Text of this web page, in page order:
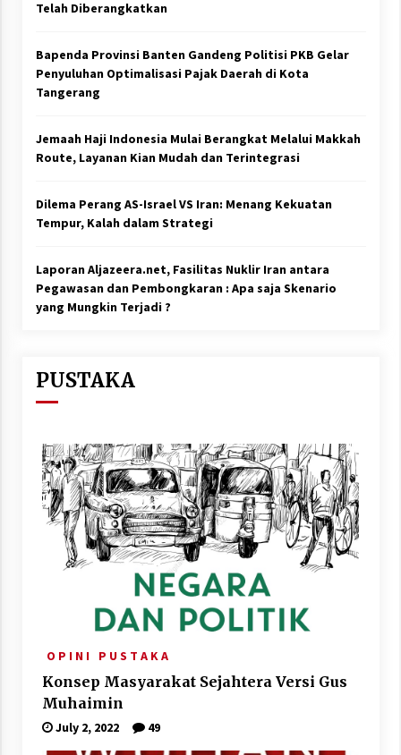
Telah Diberangkatkan
Bapenda Provinsi Banten Gandeng Politisi PKB Gelar
Penyuluhan Optimalisasi Pajak Daerah di Kota
Tangerang
Jemaah Haji Indonesia Mulai Berangkat Melalui Makkah
Route, Layanan Kian Mudah dan Terintegrasi
Dilema Perang AS-Israel VS Iran: Menang Kekuatan
Tempur, Kalah dalam Strategi
Laporan Aljazeera.net, Fasilitas Nuklir Iran antara
Pegawasan dan Pembongkaran : Apa saja Skenario
yang Mungkin Terjadi ?
PUSTAKA
O P I N I P U S T A K A
Konsep Masyarakat Sejahtera Versi Gus
Muhaimin
July 2, 2022 49